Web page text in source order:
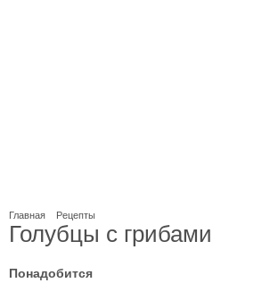
Главная Рецепты
Голубцы с грибами
Понадобится